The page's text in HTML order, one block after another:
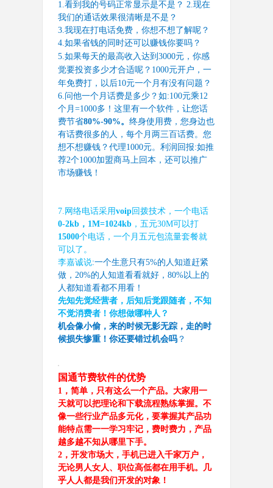
1.看到我的号码正常显示是不是？ 2.现在
我们的通话效果很清晰是不是？
3.我现在打电话免费，你想不想了解呢？
4.如果省钱的同时还可以赚钱你要吗？
5.如果每天的最高收入达到 3000元，你感
觉要投资多少才合适呢？ 1000元开户， 一
年免费打，以后10元一个月有没有问题？
6.问他一个月话费是多少？如:100元乘12
个月 =1000多！这里有一个软件，让您话
费节省80%-90%。 终身使用费，您身边也
有话费很多的人，每个月两三百话费。您
想不想赚钱？代理1000元。利润回报:如推
荐2个1000加盟商马上回本，还可以推广
市场赚钱！
7. 网络电话采用voip回拨技术，一个电话
0-2kb， 1M=1024kb，五元30M可以打
15000个电话，一个月五元包流量套餐就
可以了。
李嘉诚说:一个生意只有5%的人知道赶紧
做， 20%的人知道看看就好， 80%以上的
人都知道看都不用看！
先知先觉经营者，后知后觉跟随者，不知
不觉消费者！你想做哪种人？
机会像小偷，来的时候无影无踪，走的时
候损失惨重！你还要错过机会吗？
国通节费软件的优势
1，简单，只有这么一个产品。大家用一
天就可以把理论和下载流程熟练掌握。不
像一些行业产品多元化，要掌握其产品功
能特点需一一学习牢记，费时费力，产品
越多越不知从哪里下手。
2，开发市场大，手机已进入千家万户，
无论男人女人、职位高低都在用手机。几
乎人人都是我们开发的对象！